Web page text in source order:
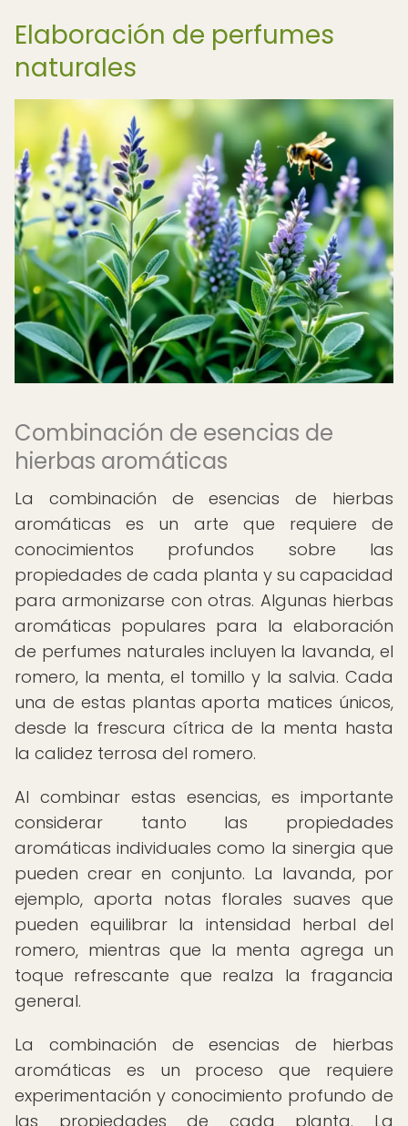
Elaboración de perfumes
naturales
Combinación de esencias de
hierbas aromáticas
La combinación de esencias de hierbas
aromáticas es un arte que requiere de
conocimientos profundos sobre las
propiedades de cada planta y su capacidad
para armonizarse con otras. Algunas hierbas
aromáticas populares para la elaboración
de perfumes naturales incluyen la lavanda, el
romero, la menta, el tomillo y la salvia. Cada
una de estas plantas aporta matices únicos,
desde la frescura cítrica de la menta hasta
la calidez terrosa del romero.
Al combinar estas esencias, es importante
considerar tanto las propiedades
aromáticas individuales como la sinergia que
pueden crear en conjunto. La lavanda, por
ejemplo, aporta notas florales suaves que
pueden equilibrar la intensidad herbal del
romero, mientras que la menta agrega un
toque refrescante que realza la fragancia
general.
La combinación de esencias de hierbas
aromáticas es un proceso que requiere
experimentación y conocimiento profundo de
las propiedades de cada planta. La